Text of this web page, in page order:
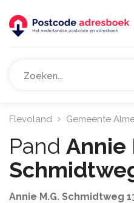
Flevoland Gemeente
Pand Annie
Annie M.G. Schmidtweg